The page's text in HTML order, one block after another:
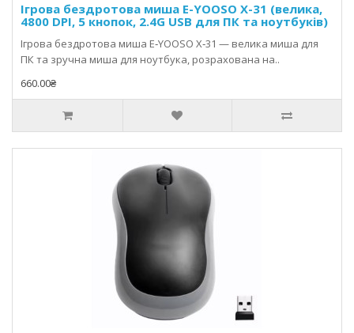
Ігрова бездротова миша E-YOOSO X-31 (велика,
4800 DPI, 5 кнопок, 2.4G USB для ПК та ноутбуків)
Ігрова бездротова миша E‑YOOSO X‑31 — велика миша для
ПК та зручна миша для ноутбука, розрахована на..
660.00₴